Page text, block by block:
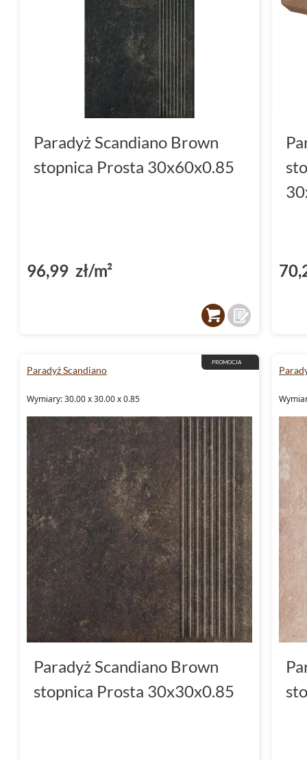
Paradyż Scandiano Brown
stopnica Prosta 30x60x0.85
96,99 zł/m²
PROMOCJA
Paradyż Scandiano
Wymiary: 30.00 x 30.00 x 0.85
Paradyż Scandiano Brown
stopnica Prosta 30x30x0.85